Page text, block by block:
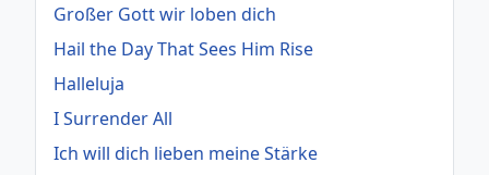
Großer Gott wir loben dich
Hail the Day That Sees Him Rise
Halleluja
I Surrender All
Ich will dich lieben meine Stärke